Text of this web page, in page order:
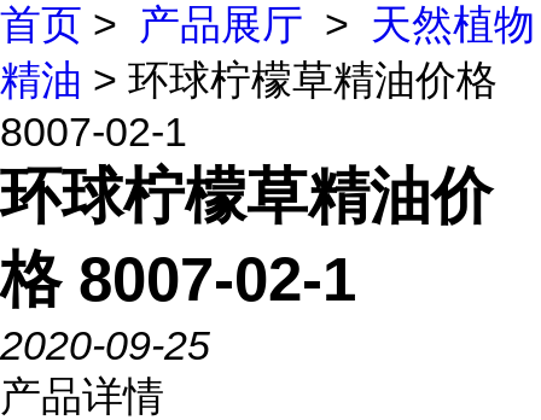
首页 > 产品展厅 > 天然植物
精油 > 环球柠檬草精油价格
8007-02-1
环球柠檬草精油价
格 8007-02-1
2020-09-25
产品详情